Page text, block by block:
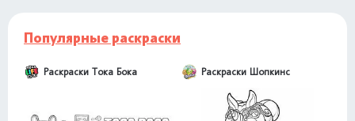
Популярные раскраски
Раскраски Тока Бока Раскраски Шопкинс